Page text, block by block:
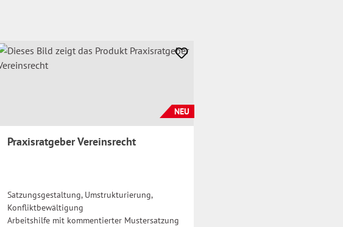
NEU
Praxisratgeber Vereinsrecht
Satzungsgestaltung, Umstrukturierung,
Konfliktbewältigung
Arbeitshilfe mit kommentierter Mustersatzung